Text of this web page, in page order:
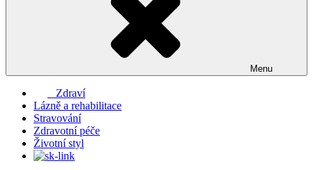
Menu
Zdraví
Lázně a rehabilitace
Stravování
Zdravotní péče
Životní styl